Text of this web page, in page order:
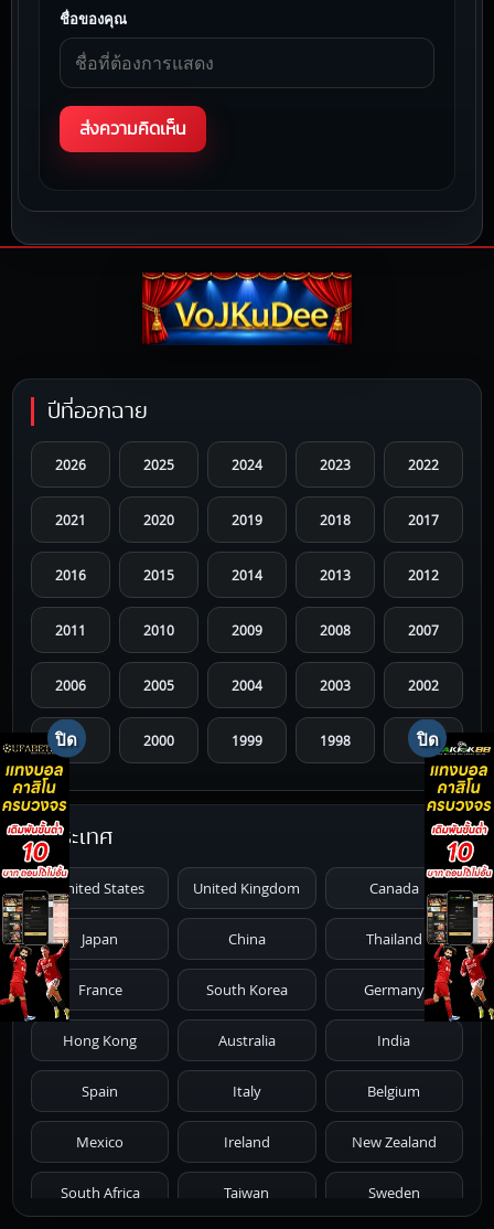
ชื่อของคุณ
ปีที่ออกฉาย
2026 2025 2024 2023 2022
2021 2020 2019 2018 2017
2016 2015 2014 2013 2012
2011 2010 2009 2008 2007
2006 2005 2004 2003 2002
2001 2000 1999 1998 1997
1996 1995 1994 1993 1992
1986 1985 1984 1983 1982
1981 1980 1979 1978 1977
1976 1975 1974 1973 1972
1971 1970 1969 1968 1967
1966 1965 1964 1963 1962
1959 1955
ประเทศ
United States United Kingdom Canada
Japan China Thailand
France South Korea Germany
Hong Kong Australia India
Spain Italy Belgium
Mexico Ireland New Zealand
South Africa Taiwan Sweden